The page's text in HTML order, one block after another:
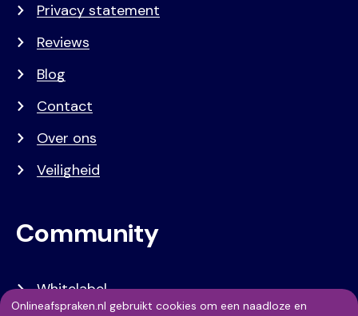
Privacy statement
Reviews
Blog
Contact
Over ons
Veiligheid
Community
Whitelabel
Onlineafspraken.nl gebruikt cookies om een naadloze en